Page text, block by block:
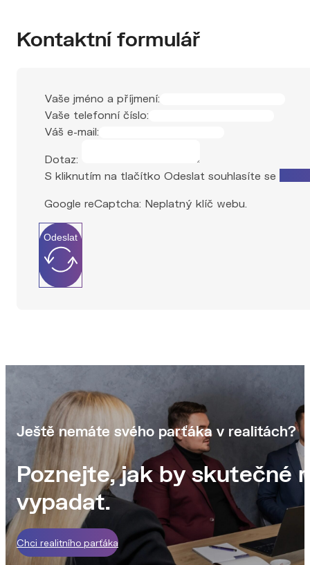
Kontaktní formulář
Vaše jméno a příjmení:
Vaše telefonní číslo:
Váš e-mail:
Dotaz:
S kliknutím na tlačítko Odeslat souhlasíte se
Google reCaptcha: Neplatný klíč webu.
Odeslat
Ještě nemáte svého parťáka v realitách?
Poznejte, jak by skutečné
vypadat.
Chci realitního parťáka